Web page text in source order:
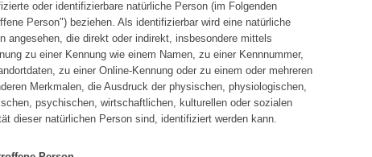
oder identifizierbare natürliche Person (im Folgenden
Person") beziehen. Als identifizierbar wird eine natürliche
angesehen, die direkt oder indirekt, insbesondere mittels
zu einer Kennung wie einem Namen, zu einer Kennnummer,
zu einer Online-Kennung oder zu einem oder mehreren
Merkmalen, die Ausdruck der physischen, physiologischen,
psychischen, wirtschaftlichen, kulturellen oder sozialen
dieser natürlichen Person sind, identifiziert werden kann.